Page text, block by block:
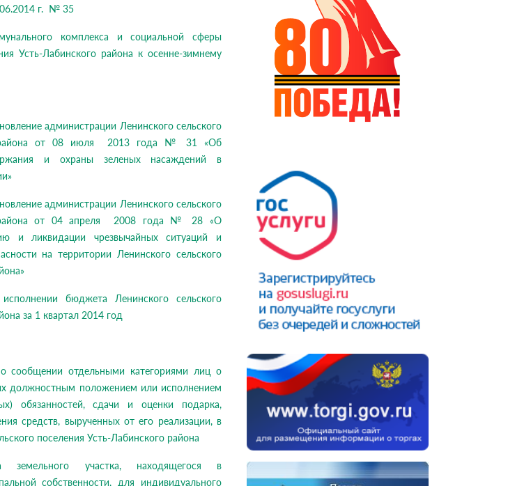
г. № 35
комплекса и социальной сферы
Усть-Лабинского района к осенне-зимнему
администрации Ленинского сельского
района от 08 июля 2013 года № 31 «Об
и охраны зеленых насаждений в
администрации Ленинского сельского
района от 04 апреля 2008 года № 28 «О
и ликвидации чрезвычайных ситуаций и
на территории Ленинского сельского
бюджета Ленинского сельского
за 1 квартал 2014 год
сообщении отдельными категориями лиц о
должностным положением или исполнением
обязанностей, сдачи и оценки подарка,
средств, вырученных от его реализации, в
поселения Усть-Лабинского района
земельного участка, находящегося в
собственности, для индивидуального